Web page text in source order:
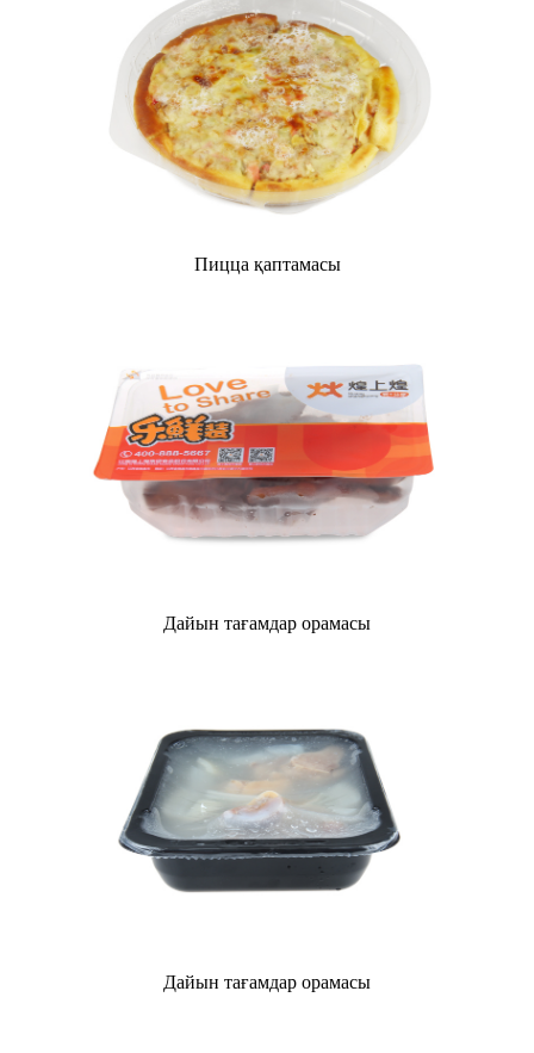
Пицца қаптамасы
Дайын тағамдар орамасы
Дайын тағамдар орамасы